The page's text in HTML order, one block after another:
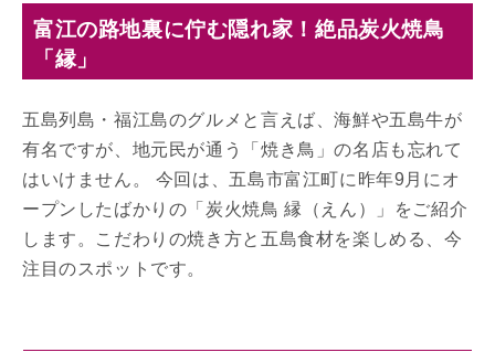
富江の路地裏に佇む隠れ家！絶品炭火焼鳥
「縁」
五島列島・福江島のグルメと言えば、海鮮や五島牛が
有名ですが、地元民が通う「焼き鳥」の名店も忘れて
はいけません。 今回は、五島市富江町に昨年9月にオ
ープンしたばかりの「炭火焼鳥 縁（えん）」をご紹介
します。こだわりの焼き方と五島食材を楽しめる、今
注目のスポットです。